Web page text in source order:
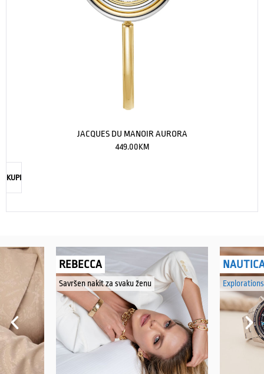
JACQUES DU MANOIR AURORA
449.00KM
KUPI
REBECCA
Savršen nakit za svaku ženu